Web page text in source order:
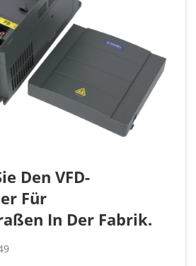
Den VFD-
Für
In Der Fabrik.